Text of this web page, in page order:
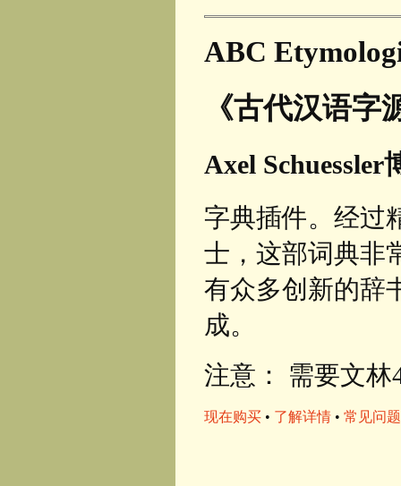
ABC
《古代汉语字
Axel Schuessler
字典插件。经过
士，这部词典非
有众多创新的辞
成。
注意： 需要文林
现在购买 • 了解详情 • 常见问